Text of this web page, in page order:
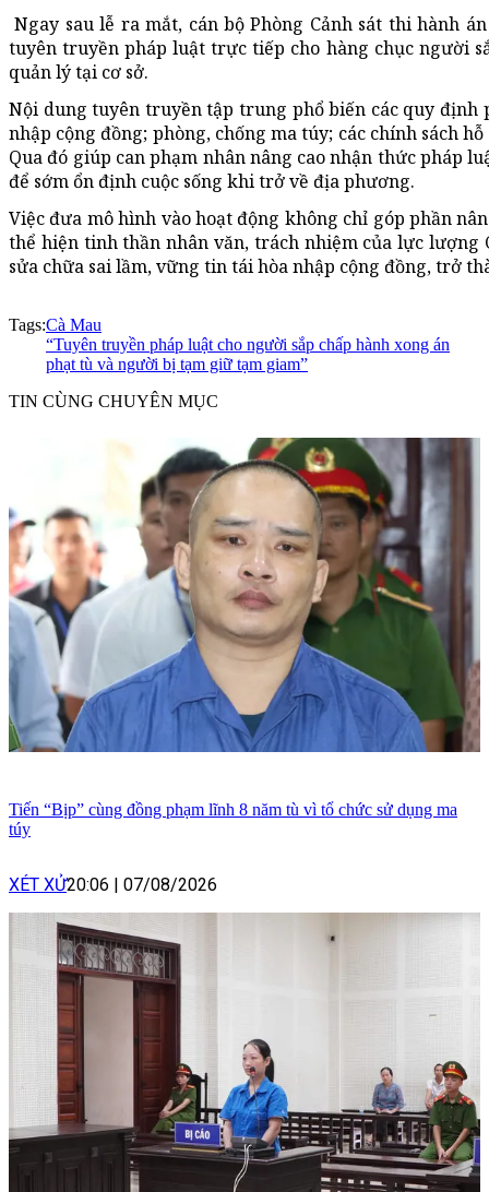
Ngay sau lễ ra mắt, cán bộ Phòng Cảnh sát thi hành
tuyên truyền pháp luật trực tiếp cho hàng chục người
quản lý tại cơ sở.
Nội dung tuyên truyền tập trung phổ biến các quy định
nhập cộng đồng; phòng, chống ma túy; các chính sách
Qua đó giúp can phạm nhân nâng cao nhận thức pháp
để sớm ổn định cuộc sống khi trở về địa phương.
Việc đưa mô hình vào hoạt động không chỉ góp phần
thể hiện tinh thần nhân văn, trách nhiệm của lực
sửa chữa sai lầm, vững tin tái hòa nhập cộng đồng, trở
Tags:Cà Mau
“Tuyên truyền pháp luật cho người sắp chấp hành xong án
phạt tù và người bị tạm giữ tạm giam”
TIN CÙNG CHUYÊN MỤC
Tiến “Bịp” cùng đồng phạm lĩnh 8 năm tù vì tổ chức sử dụng ma
túy
XÉT XỬ20:06 07/08/2026